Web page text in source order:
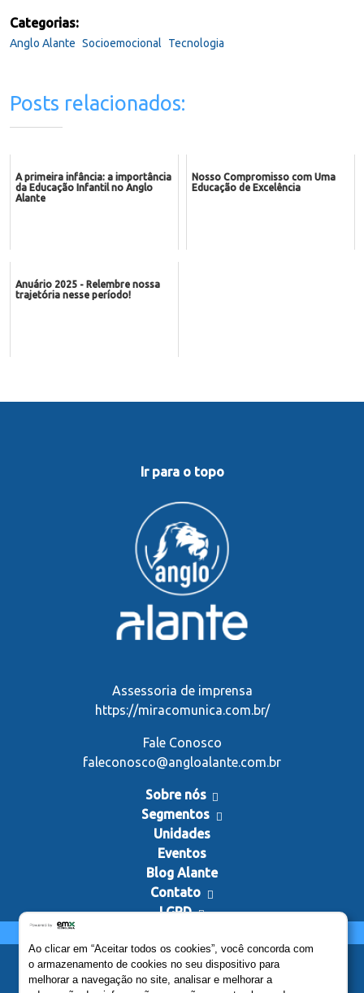
Categorias:
Anglo Alante Socioemocional Tecnologia
Posts relacionados:
A primeira infância: a importância
da Educação Infantil no Anglo
Alante
Nosso Compromisso com Uma
Educação de Excelência
Anuário 2025 - Relembre nossa
trajetória nesse período!
Ir para o topo
Assessoria de imprensa
https://miracomunica.com.br/
Fale Conosco
faleconosco@angloalante.com.br
Sobre nós
Segmentos
Unidades
Eventos
Blog Alante
Contato
LGPD
Ao clicar em “Aceitar todos os cookies”, você concorda com
o armazenamento de cookies no seu dispositivo para
melhorar a navegação no site, analisar e melhorar a